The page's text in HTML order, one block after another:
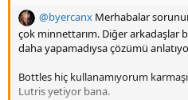
@byercanx Merhabalar
çok minnettarım. Diğer arkadaşlar
daha yapamadıysa çözümü
Bottles hiç kullanamıyorum
Lutris yetiyor bana.